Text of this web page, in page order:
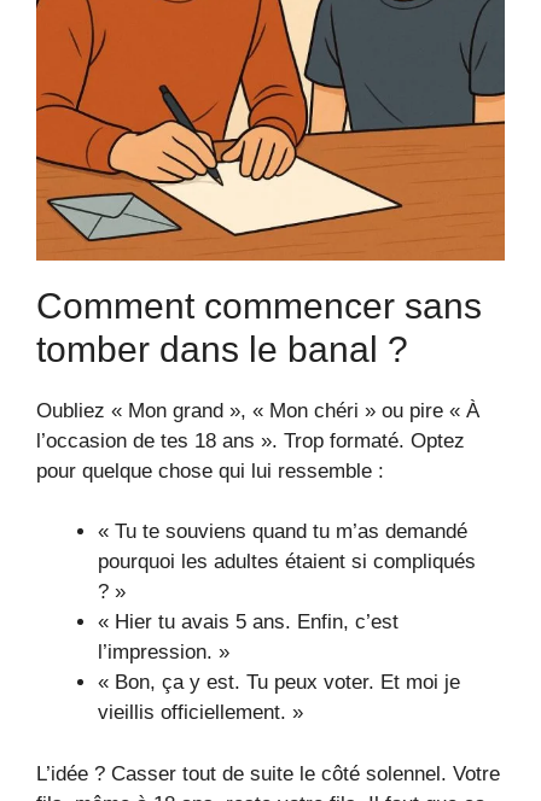
Comment commencer sans
tomber dans le banal ?
Oubliez « Mon grand », « Mon chéri » ou pire « À
l’occasion de tes 18 ans ». Trop formaté. Optez
pour quelque chose qui lui ressemble :
« Tu te souviens quand tu m’as demandé
pourquoi les adultes étaient si compliqués
? »
« Hier tu avais 5 ans. Enfin, c’est
l’impression. »
« Bon, ça y est. Tu peux voter. Et moi je
vieillis officiellement. »
L’idée ? Casser tout de suite le côté solennel. Votre